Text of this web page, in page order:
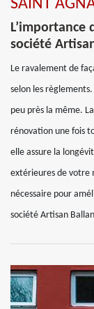
SAINT
L’importance
société
Le ravalement de
selon les
peu près la même.
rénovation une fois
elle assure la
extérieures de votre
nécessaire pour
société Artisan